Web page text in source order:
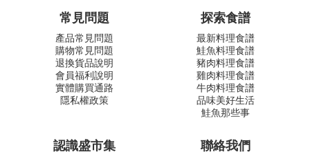
常見問題
產品常見問題
購物常見問題
退換貨品說明
會員福利說明
實體購買通路
隱私權政策
探索食譜
最新料理食譜
鮭魚料理食譜
豬肉料理食譜
雞肉料理食譜
牛肉料理食譜
品味美好生活
鮭魚那些事
認識盛市集 聯絡我們